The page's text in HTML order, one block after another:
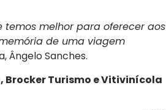
temos melhor para oferecer aos
de uma viagem
Ângelo Sanches.
Brocker Turismo e Vitivinícola